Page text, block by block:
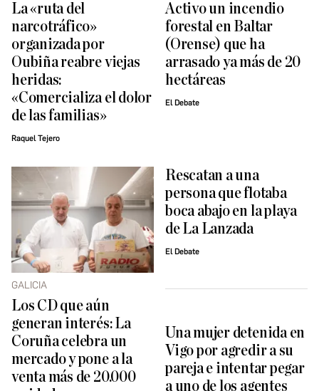
La «ruta del
narcotráfico»
organizada por
Oubiña reabre viejas
heridas:
«Comercializa el dolor
de las familias»
Raquel Tejero
Activo un incendio
forestal en Baltar
(Orense) que ha
arrasado ya más de 20
hectáreas
El Debate
GALICIA
Los CD que aún
generan interés: La
Coruña celebra un
mercado y pone a la
venta más de 20.000
Rescatan a una
persona que flotaba
boca abajo en la playa
de La Lanzada
El Debate
Una mujer detenida en
Vigo por agredir a su
pareja e intentar pegar
a uno de los agentes